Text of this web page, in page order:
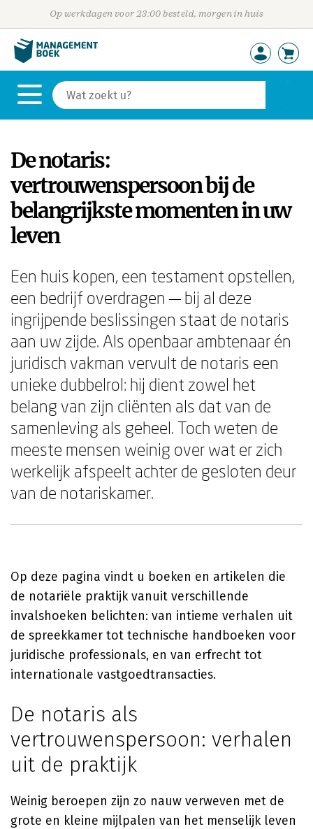
Op werkdagen voor 23:00 besteld, morgen in huis
De notaris:
vertrouwenspersoon bij de
belangrijkste momenten in uw
leven
Een huis kopen, een testament opstellen,
een bedrijf overdragen — bij al deze
ingrijpende beslissingen staat de notaris
aan uw zijde. Als openbaar ambtenaar én
juridisch vakman vervult de notaris een
unieke dubbelrol: hij dient zowel het
belang van zijn cliënten als dat van de
samenleving als geheel. Toch weten de
meeste mensen weinig over wat er zich
werkelijk afspeelt achter de gesloten deur
van de notariskamer.
Op deze pagina vindt u boeken en artikelen die
de notariële praktijk vanuit verschillende
invalshoeken belichten: van intieme verhalen uit
de spreekkamer tot technische handboeken voor
juridische professionals, en van erfrecht tot
internationale vastgoedtransacties.
De notaris als
vertrouwenspersoon: verhalen
uit de praktijk
Weinig beroepen zijn zo nauw verweven met de
grote en kleine mijlpalen van het menselijk leven